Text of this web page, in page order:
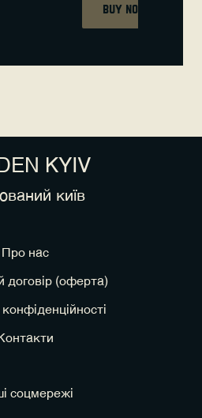
Buy now
KYIV
київ
Про нас
договір (оферта)
конфіденційності
соцмережі